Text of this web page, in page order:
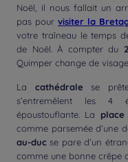
Noël, il nous fallait un
pas pour visiter la
votre traîneau le temps
de Noël. À compter du
Quimper change de visage.
La cathédrale se
s’entremêlent les 4
époustouflante. La
comme parsemée d’une
au-duc se pare d’un
comme une bonne crêpe